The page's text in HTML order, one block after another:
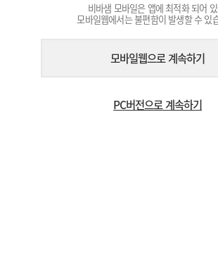
비바샘 모바일은 앱에 최적화 되어
모바일웹에서는 불편함이 발생할 수 있
모바일웹으로 계속하기
PC버전으로 계속하기